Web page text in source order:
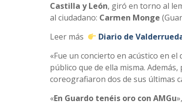
Castilla y León, giró en torno al
al ciudadano: Carmen Monge
Leer más
Diario de
«Fue un concierto en acústico en
público que de ella misma.
coreografiaron dos de sus últimas
«En Guardo tenéis oro con AMGu